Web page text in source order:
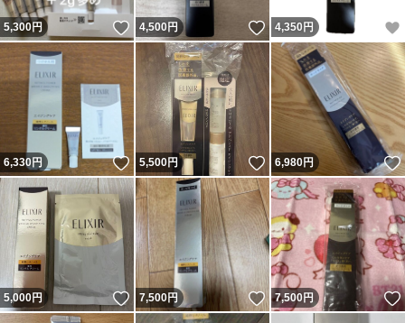
5,300円 いいね！
4,500円 いいね！
4,350 円
6,330円 いいね！
5,500円 いいね！
6,980円
5,000円 いいね！
7,500円 いいね！
7,500円